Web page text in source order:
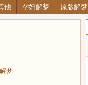
他 孕妇解梦 原版解梦
梦